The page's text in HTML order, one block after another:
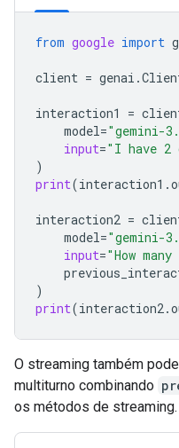
from google import
client = genai .
interaction1 =
model="gemini-
input="I have 2
)
print(interaction1 .
interaction2 =
model="gemini-
input="How
)
print(interaction2.
O streaming também
multiturno combinando
os métodos de streaming.